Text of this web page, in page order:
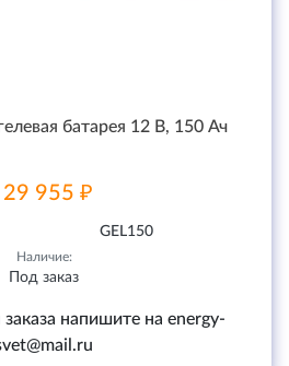
батарея 12 В, 150 Ач
29 955 ₽
GEL150
Наличие:
Под заказ
напишите на energy-